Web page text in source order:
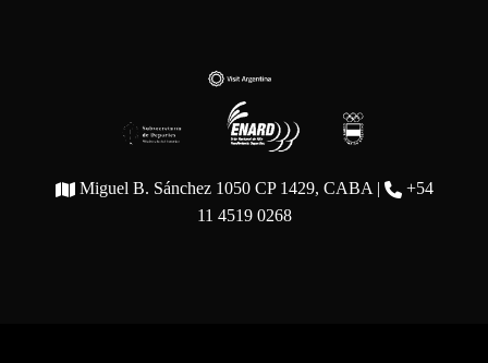
Miguel B. Sánchez 1050 CP 1429, CABA |
+54
11 4519 0268